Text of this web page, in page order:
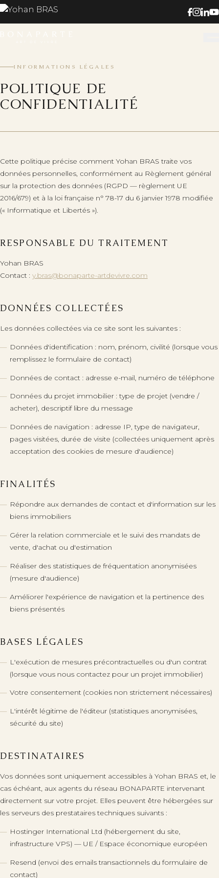
+33 (0)6 68 02 05 20
FR·EN
INFORMATIONS LÉGALES
POLITIQUE DE
CONFIDENTIALITÉ
Cette politique précise comment Yohan BRAS traite vos
données personnelles, conformément au Règlement général
sur la protection des données (RGPD — règlement UE
2016/679) et à la loi française n° 78-17 du 6 janvier 1978 modifiée
(« Informatique et Libertés »).
RESPONSABLE DU TRAITEMENT
Yohan BRAS
Contact : y.bras@bonaparte-artdevivre.com
DONNÉES COLLECTÉES
Les données collectées via ce site sont les suivantes :
Données d'identification : nom, prénom, civilité (lorsque vous
remplissez le formulaire de contact)
Données de contact : adresse e-mail, numéro de téléphone
Données du projet immobilier : type de projet (vendre /
acheter), descriptif libre du message
Données de navigation : adresse IP, type de navigateur,
pages visitées, durée de visite (collectées uniquement après
acceptation des cookies de mesure d'audience)
FINALITÉS
Répondre aux demandes de contact et d'information sur les
biens immobiliers
Gérer la relation commerciale et le suivi des mandats de
vente, d'achat ou d'estimation
Réaliser des statistiques de fréquentation anonymisées
(mesure d'audience)
Améliorer l'expérience de navigation et la pertinence des
biens présentés
BASES LÉGALES
L'exécution de mesures précontractuelles ou d'un contrat
(lorsque vous nous contactez pour un projet immobilier)
Votre consentement (cookies non strictement nécessaires)
L'intérêt légitime de l'éditeur (statistiques anonymisées,
sécurité du site)
DESTINATAIRES
Vos données sont uniquement accessibles à Yohan BRAS et, le
cas échéant, aux agents du réseau BONAPARTE intervenant
directement sur votre projet. Elles peuvent être hébergées sur
les serveurs des prestataires techniques suivants :
Hostinger International Ltd (hébergement du site,
infrastructure VPS) — UE / Espace économique européen
Resend (envoi des emails transactionnels du formulaire de
contact)